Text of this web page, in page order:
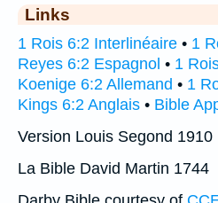
Links
1 Rois 6:2 Interlinéaire • 1
Reyes 6:2 Espagnol • 1
Koenige 6:2 Allemand • 1
Kings 6:2 Anglais • Bible
Version Louis Segond 1910
La Bible David Martin 1744